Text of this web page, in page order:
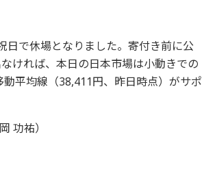
日で休場となりました。寄付き前に公
ければ、本日の日本市場は小動きでの
平均線（38,411円、昨日時点）がサポ
功祐）